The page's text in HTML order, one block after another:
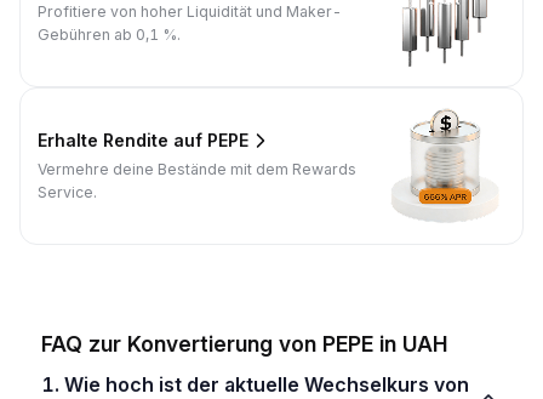
Profitiere von hoher Liquidität und Maker-
Gebühren ab 0,1 %.
Erhalte Rendite auf PEPE
Vermehre deine Bestände mit dem Rewards
Service.
FAQ zur Konvertierung von PEPE in UAH
1. Wie hoch ist der aktuelle Wechselkurs von